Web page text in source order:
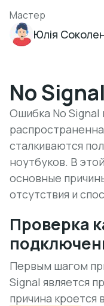
Мастер
Юлія
No
Ошибка No Signal
сталкиваются
ноутбуков. В
основные
отсутствия и
Проверка
Первым шагом
Signal является
причина кроется в